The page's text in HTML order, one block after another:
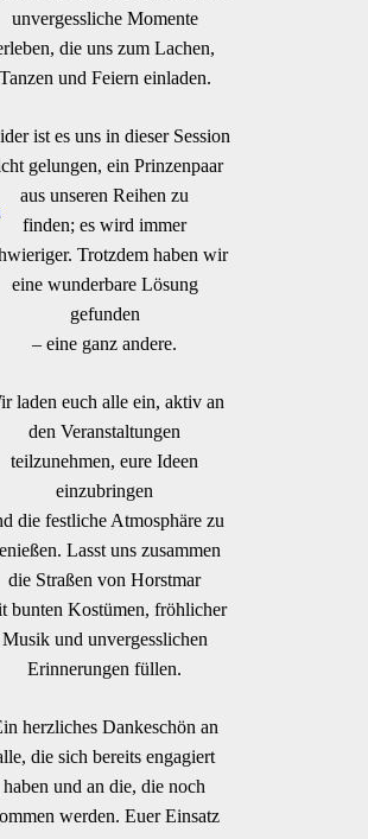
unvergessliche Momente
die uns zum Lachen,
Tanzen und Feiern einladen.
ist es uns in dieser Session
gelungen, ein Prinzenpaar
aus unseren Reihen zu
finden; es wird immer
Trotzdem haben wir
eine wunderbare Lösung
gefunden
– eine ganz andere.
laden euch alle ein, aktiv an
den Veranstaltungen
teilzunehmen, eure Ideen
einzubringen
die festliche Atmosphäre zu
Lasst uns zusammen
die Straßen von Horstmar
bunten Kostümen, fröhlicher
Musik und unvergesslichen
Erinnerungen füllen.
herzliches Dankeschön an
die sich bereits engagiert
haben und an die, die noch
werden. Euer Einsatz